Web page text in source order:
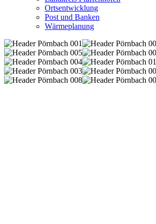
Ortsentwicklung
Post und Banken
Wärmeplanung